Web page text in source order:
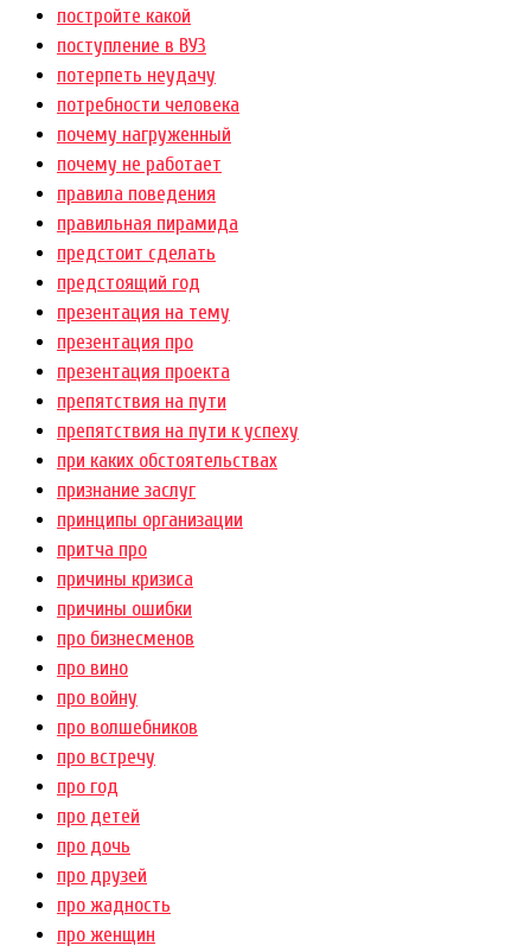
постройте какой
поступление в ВУЗ
потерпеть неудачу
потребности человека
почему нагруженный
почему не работает
правила поведения
правильная пирамида
предстоит сделать
предстоящий год
презентация на тему
презентация про
презентация проекта
препятствия на пути
препятствия на пути к успеху
при каких обстоятельствах
признание заслуг
принципы организации
притча про
причины кризиса
причины ошибки
про бизнесменов
про вино
про войну
про волшебников
про встречу
про год
про детей
про дочь
про друзей
про жадность
про женщин